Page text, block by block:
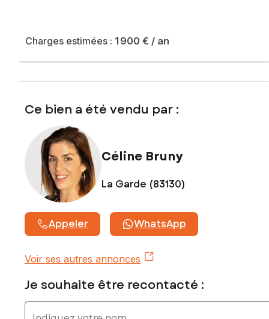
Charges estimées : 1 900 € / an
Ce bien a été vendu par :
Céline Bruny
La Garde (83130)
Appeler WhatsApp
Voir ses autres annonces
Je souhaite être recontacté :
Indiquez votre nom